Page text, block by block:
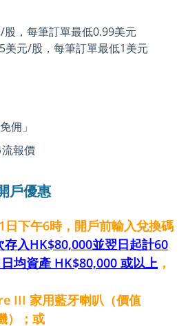
，每筆訂單最低0.99美元
美元/股，每筆訂單最低1美元
佣」
報價
戶優惠
日下午6時，開戶前輸入兌換碼
存入HK$80,000並翌日起計60
均資產 HK$80,000 或以上 ，
III 家用藍牙喇叭（價值
）；或